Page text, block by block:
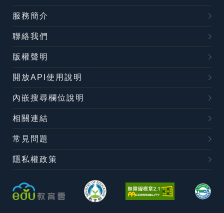
服務簡介
聯絡我們
版權聲明
開放API使用說明
內嵌搜尋欄位說明
相關連結
常見問題
隱私權政策